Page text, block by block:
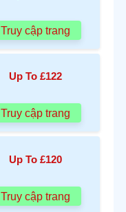
Truy cập trang
Up To £122
Truy cập trang
Up To £120
Truy cập trang